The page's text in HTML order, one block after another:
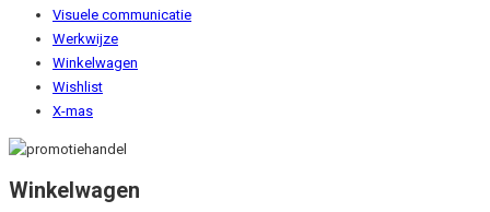
Visuele communicatie
Werkwijze
Winkelwagen
Wishlist
X-mas
Winkelwagen